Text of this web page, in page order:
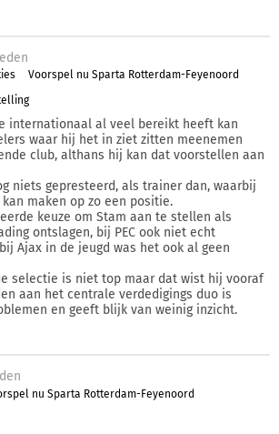
Voorspel nu Sparta Rotterdam-Feyenoord
internationaal al veel bereikt heeft kan
waar hij het in ziet zitten meenemen
club, althans hij kan dat voorstellen aan
niets gepresteerd, als trainer dan, waarbij
maken op zo een positie.
keuze om Stam aan te stellen als
ontslagen, bij PEC ook niet echt
Ajax in de jeugd was het ook al geen
selectie is niet top maar dat wist hij vooraf
aan het centrale verdedigings duo is
en geeft blijk van weinig inzicht.
nu Sparta Rotterdam-Feyenoord